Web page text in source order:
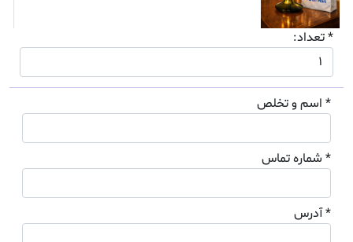
* تعداد:
* اسم و تخلص
* شماره تماس
* آدرس